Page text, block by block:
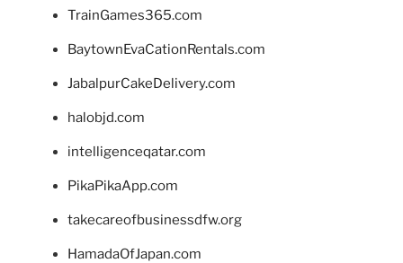
TrainGames365.com
BaytownEvaCationRentals.com
JabalpurCakeDelivery.com
halobjd.com
intelligenceqatar.com
PikaPikaApp.com
takecareofbusinessdfw.org
HamadaOfJapan.com